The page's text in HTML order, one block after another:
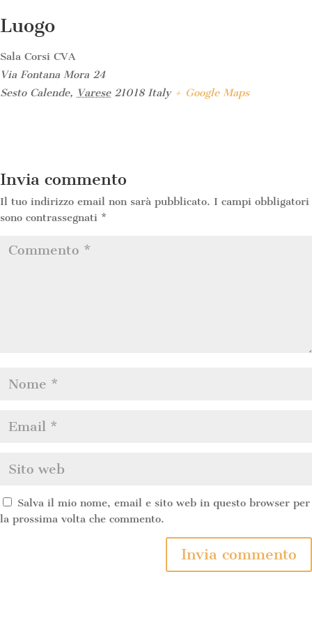
Luogo
Sala Corsi CVA
Via Fontana Mora 24
Sesto Calende, Varese 21018 Italy + Google Maps
Invia commento
Il tuo indirizzo email non sarà pubblicato. I campi obbligatori
sono contrassegnati *
Salva il mio nome, email e sito web in questo browser per
la prossima volta che commento.